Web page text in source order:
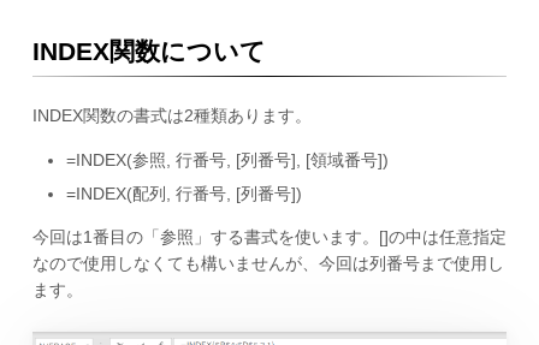
INDEX関数について
INDEX関数の書式は2種類あります。
=INDEX(参照, 行番号, [列番号], [領域番号])
=INDEX(配列, 行番号, [列番号])
今回は1番目の「参照」する書式を使います。[]の中は任意指定
なので使用しなくても構いませんが、今回は列番号まで使用し
ます。